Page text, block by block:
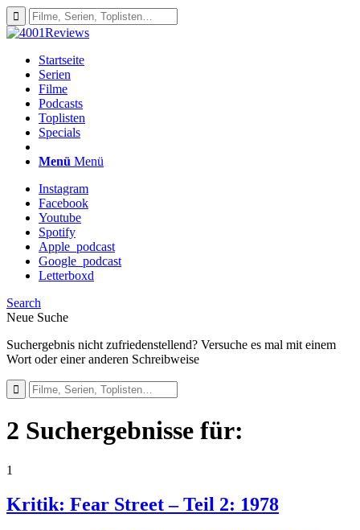
Startseite
Serien
Filme
Podcasts
Toplisten
Specials
Menü Menü
Instagram
Facebook
Youtube
Spotify
Apple_podcast
Google_podcast
Letterboxd
Search
Neue Suche
Suchergebnis nicht zufriedenstellend? Versuche es mal mit einem
Wort oder einer anderen Schreibweise
2 Suchergebnisse für:
1
Kritik: Fear Street – Teil 2: 1978